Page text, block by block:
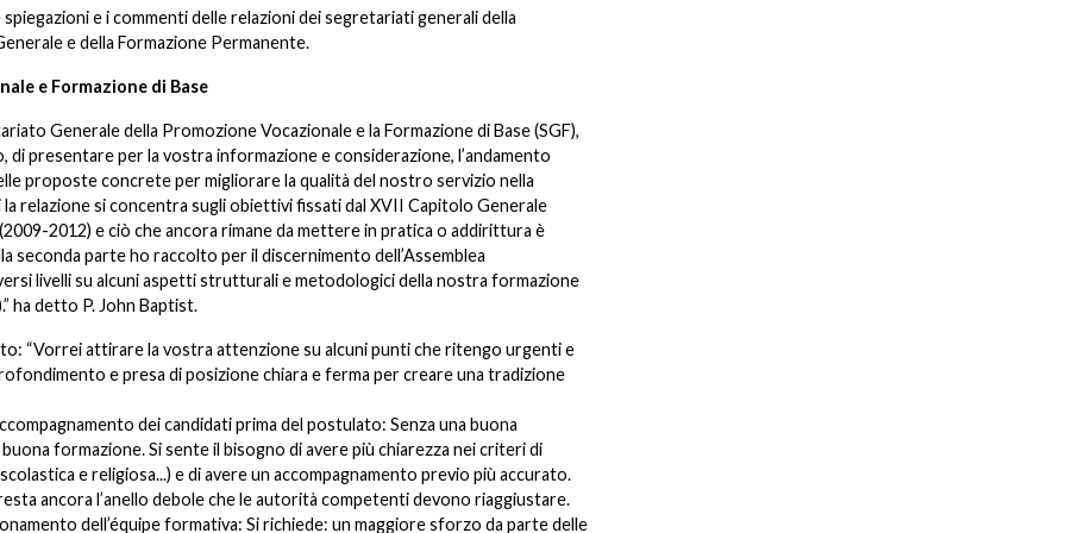
e i commenti delle relazioni dei segretariati generali della
e della Formazione Permanente.
e Formazione di Base
Generale della Promozione Vocazionale e la Formazione di Base (SGF),
di presentare per la vostra informazione e considerazione, l’andamento
proposte concrete per migliorare la qualità del nostro servizio nella
relazione si concentra sugli obiettivi fissati dal XVII Capitolo Generale
2012) e ciò che ancora rimane da mettere in pratica o addirittura è
parte ho raccolto per il discernimento dell’Assemblea
livelli su alcuni aspetti strutturali e metodologici della nostra formazione
ha detto P. John Baptist.
“Vorrei attirare la vostra attenzione su alcuni punti che ritengo urgenti e
e presa di posizione chiara e ferma per creare una tradizione
dei candidati prima del postulato: Senza una buona
formazione. Si sente il bisogno di avere più chiarezza nei criteri di
e religiosa...) e di avere un accompagnamento previo più accurato.
ancora l’anello debole che le autorità competenti devono riaggiustare.
dell’équipe formativa: Si richiede: un maggiore sforzo da parte delle